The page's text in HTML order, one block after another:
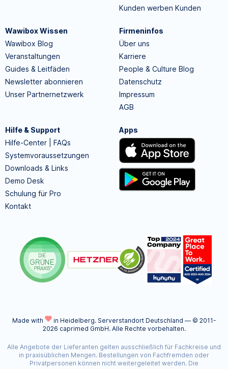
Kunden werben Kunden
Wawibox Wissen
Wawibox Blog
Veranstaltungen
Guides & Leitfäden
Newsletter abonnieren
Unser Partnernetzwerk
Firmeninfos
Über uns
Karriere
People & Culture Blog
Datenschutz
Impressum
AGB
Hilfe & Support
Hilfe-Center | FAQs
Systemvoraussetzungen
Downloads & Links
Demo Desk
Schulung für Pro
Kontakt
Apps
Made with in Heidelberg. Serverstandort Deutschland — © 2011-
2026 caprimed GmbH. Alle Rechte vorbehalten.
Alle Angebote der Lieferanten gelten ausschließlich für Fachkreise und
in praxisüblichen Mengen. Bestellungen von Fachfremden oder
Privatpersonen können nicht weitergeleitet werden. Die